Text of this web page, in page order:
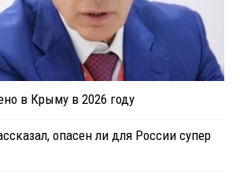
в Крыму в 2026 году
опасен ли для России супер